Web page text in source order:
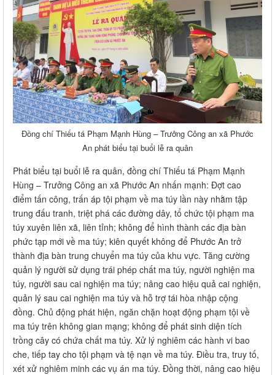
Đồng chí Thiếu tá Phạm Mạnh Hùng – Trưởng Công an xã Phước
An phát biểu tại buổi lễ ra quân
Phát biểu tại buổi lễ ra quân, đồng chí Thiếu tá Phạm Mạnh
Hùng – Trưởng Công an xã Phước An nhấn mạnh: Đợt cao
điểm tấn công, trấn áp tội phạm về ma túy lần này nhằm tập
trung đấu tranh, triệt phá các đường dây, tổ chức tội phạm ma
túy xuyên liên xã, liên tỉnh; không để hình thành các địa bàn
phức tạp mới về ma túy; kiên quyết không để Phước An trở
thành địa bàn trung chuyển ma túy của khu vực. Tăng cường
quản lý người sử dụng trái phép chất ma túy, người nghiện ma
túy, người sau cai nghiện ma túy; nâng cao hiệu quả cai nghiện,
quản lý sau cai nghiện ma túy và hỗ trợ tái hòa nhập cộng
đồng. Chủ động phát hiện, ngăn chặn hoạt động phạm tội về
ma túy trên không gian mạng; không để phát sinh diện tích
trồng cây có chứa chất ma túy. Xử lý nghiêm các hành vi bao
che, tiếp tay cho tội phạm và tệ nạn về ma túy. Điều tra, truy tố,
xét xử nghiêm minh các vụ án ma túy. Đồng thời, nâng cao hiệu